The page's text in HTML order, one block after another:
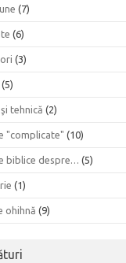
(7)
(6)
(3)
(5)
tehnică (2)
"complicate" (10)
biblice despre… (5)
(1)
ohihnă (9)